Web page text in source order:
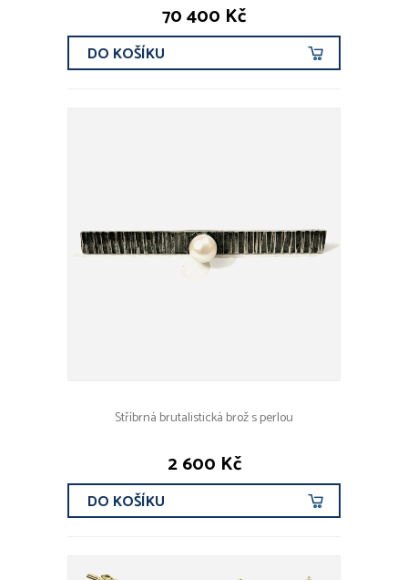
70 400 Kč
DO KOŠÍKU
Stříbrná brutalistická brož s perlou
2 600 Kč
DO KOŠÍKU